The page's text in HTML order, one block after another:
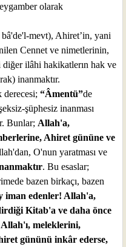
olarak
mevt), Ahiret’in, yani
Cennet ve nimetlerinin,
diğer ilâhi hakikatlerın hak ve
inanmaktır.
derecesi; “Âmentü”de
şüphesiz inanması
Bunlar; Allah'a,
Ahiret gününe ve
O'nun yaratması ve
. Bu esaslar;
bazen birkaçı, bazen
iman edenler! Allah'a,
Kitab'a ve daha önce
meleklerini,
gününü inkâr ederse,